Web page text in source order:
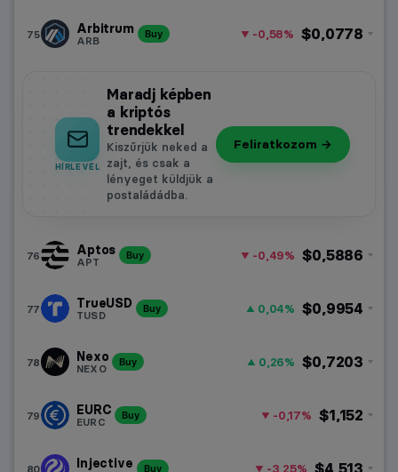
75 Arbitrum
ARB
Buy $0,0778
-0,58%
HÍRLEVÉL
Maradj képben
a kriptós
trendekkel
Kiszűrjük neked a
zajt, és csak a
lényeget küldjük a
postaládádba.
Feliratkozom →
76 Aptos
APT
Buy $0,5886
-0,49%
77 TrueUSD
TUSD
Buy $0,9954
0,04%
78 Nexo
NEXO
Buy $0,7203
0,26%
79 EURC
EURC
Buy $1,152
-0,17%
80 Injective Buy -3,25%